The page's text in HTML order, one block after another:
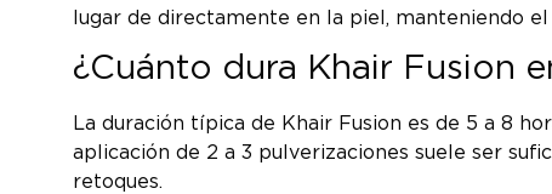
lugar de directamente en la piel, manteniendo
¿Cuánto dura Khair Fusion
La duración típica de Khair Fusion es de 5 a 8
aplicación de 2 a 3 pulverizaciones suele ser
retoques.